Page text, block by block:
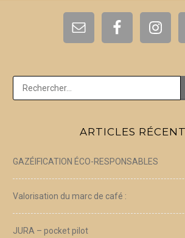
ARTICLES
GAZÉIFICATION ÉCO-RESPONSABLES
Valorisation du marc de café :
JURA – pocket pilot